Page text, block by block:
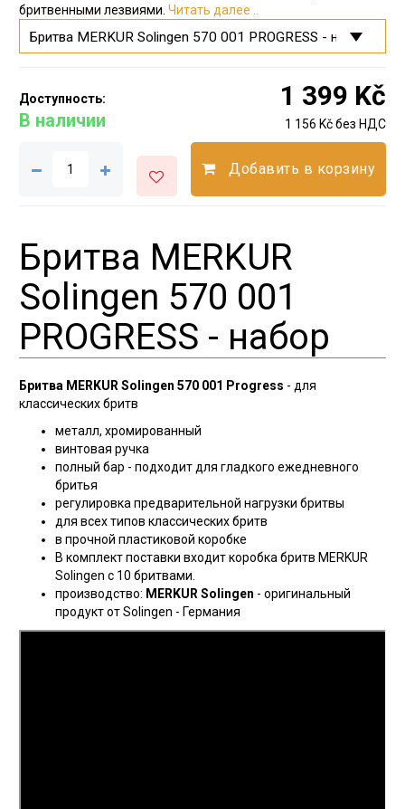
бритвенными лезвиями. Читать далее ..
Доступность:
В наличии
1 399 Kč
1 156 Kč без НДС
Добавить в корзину
Бритва MERKUR
Solingen 570 001
PROGRESS - набор
Бритва MERKUR Solingen 570 001 Progress - для
классических бритв
металл, хромированный
винтовая ручка
полный бар - подходит для гладкого ежедневного
бритья
регулировка предварительной нагрузки бритвы
для всех типов классических бритв
в прочной пластиковой коробке
В комплект поставки входит коробка бритв MERKUR
Solingen с 10 бритвами.
производство: MERKUR Solingen - оригинальный
продукт от Solingen - Германия